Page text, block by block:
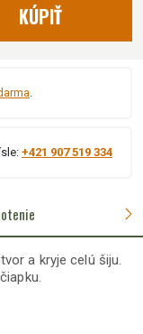
KÚPIŤ
.
+421 907 519 334
a kryje celú šiju.